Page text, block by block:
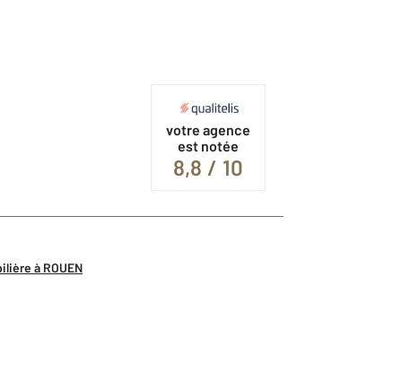
votre agence
est notée
8,8 / 10
à ROUEN